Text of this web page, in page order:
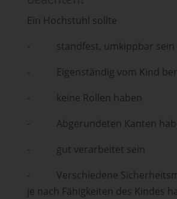
Ein Hochstuhl sollte
⁃ standfest, umkippbar sein
⁃ Eigenständig vom Kind
⁃ keine Rollen haben
⁃ Abgerundeten Kanten
⁃ gut verarbeitet sein
⁃ Verschiedene
je nach Fähigkeiten des Kindes